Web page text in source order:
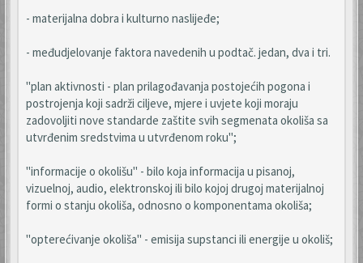
- materijalna dobra i kulturno naslijeđe;
- međudjelovanje faktora navedenih u podtač. jedan, dva i tri.
"plan aktivnosti - plan prilagođavanja postojećih pogona i
postrojenja koji sadrži ciljeve, mjere i uvjete koji moraju
zadovoljiti nove standarde zaštite svih segmenata okoliša sa
utvrđenim sredstvima u utvrđenom roku";
"informacije o okolišu" - bilo koja informacija u pisanoj,
vizuelnoj, audio, elektronskoj ili bilo kojoj drugoj materijalnoj
formi o stanju okoliša, odnosno o komponentama okoliša;
"opterećivanje okoliša" - emisija supstanci ili energije u okoliš;